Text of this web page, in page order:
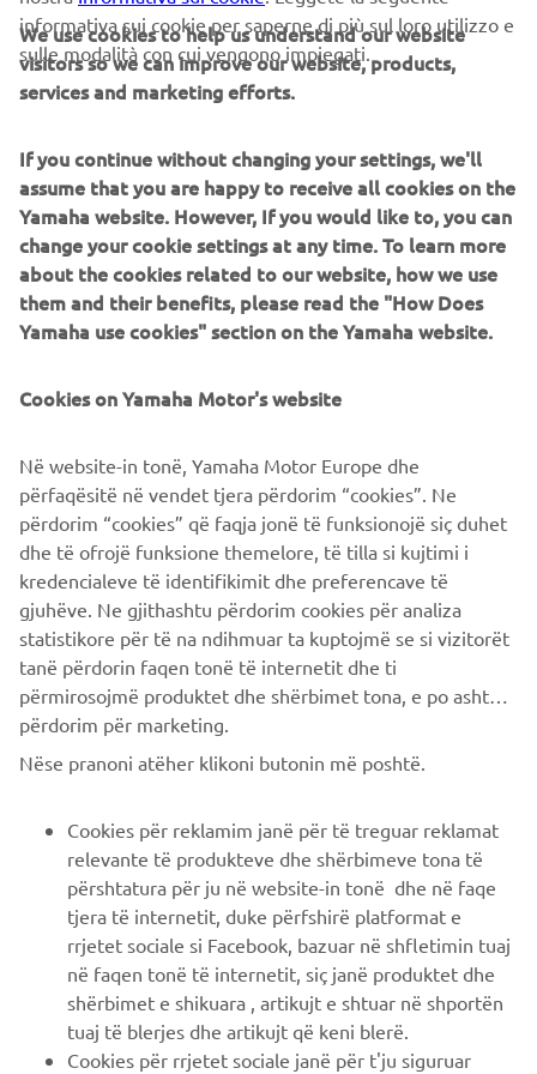
interessi €470,75, di cui €46,80 quali interessi di
preammortamento, istruttoria €250, incasso rata €3 cad. a
mezzo SDD, produzione e invio lettera conferma contratto €1;
contrattuali ed economiche nelle “Informazioni europee di
base sul credito ai consumatori” presso i concessionari e sul
sito www.santanderconsumer.it, sez. Trasparenza. Salvo
approvazione di Santander Consumer Bank. Polizza Credit Life
per dipendenti del settore privato - contratto di assicurazione
vita, inabilità totale permanente, perdita d’impiego o, in
alternativa per qualsiasi tipologia di lavoratore, inabilità totale
finanziamento con un premio di €156,60. Compagnie
Santander Insurance Europe Dac. L’assicurazione è facoltativa,
pertanto non inclusa nel TAEG. Prima della sottoscrizione
leggere il Set informativo, disponibile sul sito internet
www.santanderconsumer.it e consultabile presso le filiali
Santander Consumer Bank e i concessionari Yamaha.
PIÙ YAMAHA
SUPPORTO
NEWSLETTER
informativa sui cookie per saperne di più sul loro utilizzo e
sulle modalità con cui vengono impiegati.
We use cookies to help us understand our website
visitors so we can improve our website, products,
services and marketing efforts.
If you continue without changing your settings, we'll
assume that you are happy to receive all cookies on the
Yamaha website. However, If you would like to, you can
change your cookie settings at any time. To learn more
about the cookies related to our website, how we use
them and their benefits, please read the "How Does
Yamaha use cookies" section on the Yamaha website.
Cookies on Yamaha Motor's website
Në website-in tonë, Yamaha Motor Europe dhe
përfaqësitë në vendet tjera përdorim “cookies”. Ne
përdorim “cookies” që faqja jonë të funksionojë siç duhet
dhe të ofrojë funksione themelore, të tilla si kujtimi i
kredencialeve të identifikimit dhe preferencave të
gjuhëve. Ne gjithashtu përdorim cookies për analiza
statistikore për të na ndihmuar ta kuptojmë se si vizitorët
tanë përdorin faqen tonë të internetit dhe ti
përmirosojmë produktet dhe shërbimet tona, e po ashtu ti
përdorim për marketing.
Nëse pranoni atëher klikoni butonin më poshtë.
Cookies për reklamim janë për të treguar reklamat
relevante të produkteve dhe shërbimeve tona të
përshtatura për ju në website-in tonë dhe në faqe
tjera të internetit, duke përfshirë platformat e
rrjetet sociale si Facebook, bazuar në shfletimin tuaj
në faqen tonë të internetit, siç janë produktet dhe
shërbimet e shikuara , artikujt e shtuar në shportën
tuaj të blerjes dhe artikujt që keni blerë.
Cookies për rrjetet sociale janë për t'ju siguruar